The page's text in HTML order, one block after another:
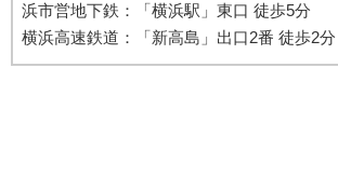
浜市営地下鉄：「横浜駅」東口 徒歩5分
横浜高速鉄道：「新高島」出口2番 徒歩2分